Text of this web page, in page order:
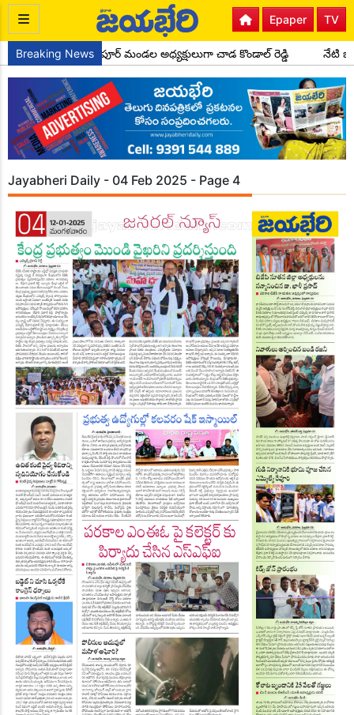
TV
Epaper
Breaking News
కాంగ్రెస్ పార్టీ సైదాపూర్ మండల అధ్యక్షులుగా చాడ కొండాల్ రెడ్డి నేటి
Jayabheri Daily - 04 Feb 2025 - Page 4